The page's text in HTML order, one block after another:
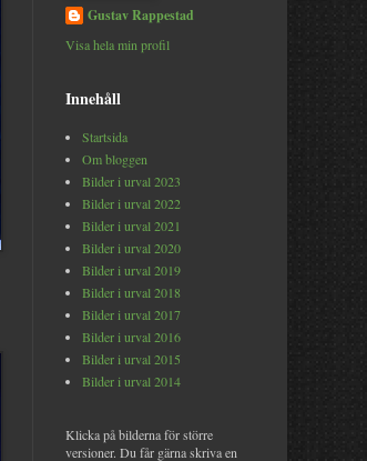
Gustav Rappestad
Visa hela min profil
Innehåll
Startsida
Om bloggen
Bilder i urval 2023
Bilder i urval 2022
Bilder i urval 2021
Bilder i urval 2020
Bilder i urval 2019
Bilder i urval 2018
Bilder i urval 2017
Bilder i urval 2016
Bilder i urval 2015
Bilder i urval 2014
Klicka på bilderna för större
versioner. Du får gärna skriva en